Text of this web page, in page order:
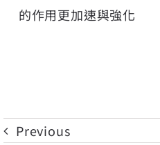
的作用更加速與強化
Previous